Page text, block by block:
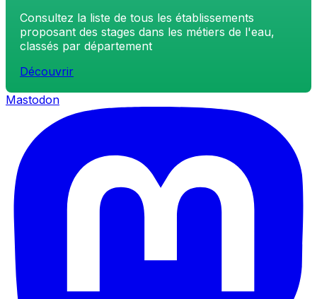
Consultez la liste de tous les établissements
proposant des stages dans les métiers de l'eau,
classés par département
Découvrir
Mastodon